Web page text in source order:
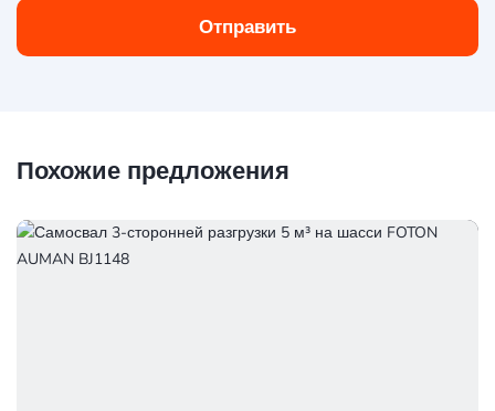
Отправить
Похожие предложения